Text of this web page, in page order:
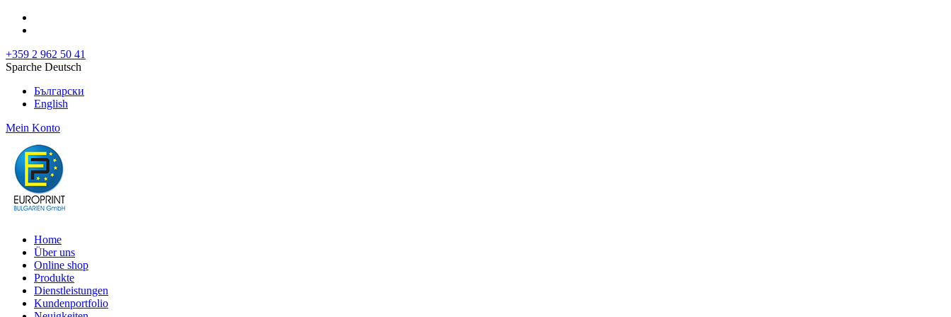
+359 2 962 50 41
Sparche Deutsch
Български
English
Mein Konto
Home
Über uns
Online shop
Produkte
Dienstleistungen
Kundenportfolio